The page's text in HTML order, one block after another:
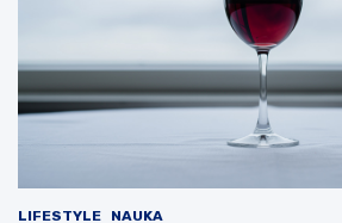
LIFESTYLE NAUKA